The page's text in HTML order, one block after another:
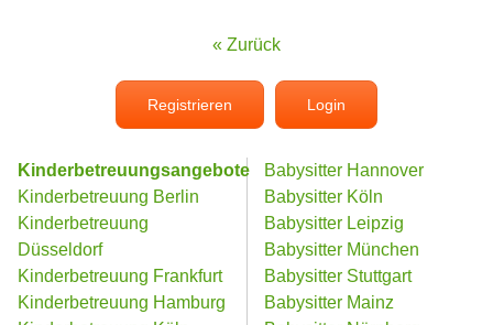
« Zurück
Registrieren Login
Kinderbetreuungsangebote
Kinderbetreuung Berlin
Kinderbetreuung
Düsseldorf
Kinderbetreuung Frankfurt
Kinderbetreuung Hamburg
Babysitter Hannover
Babysitter Köln
Babysitter Leipzig
Babysitter München
Babysitter Stuttgart
Babysitter Mainz